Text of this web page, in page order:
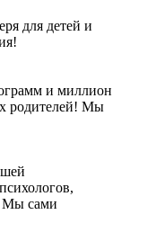
для детей и
и миллион
родителей! Мы
Мы сами